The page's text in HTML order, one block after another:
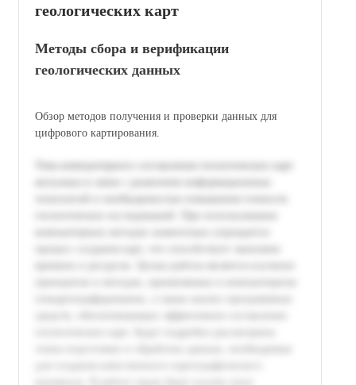
геологических карт
Методы сбора и верификации
геологических данных
Обзор методов получения и проверки данных для
цифрового картирования.